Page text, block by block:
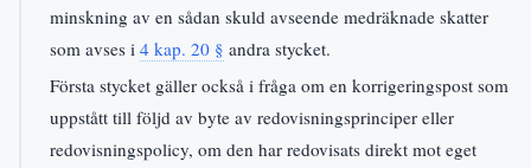
minskning av en sådan skuld avseende medräknade skatter
som avses i 4 kap. 20 § andra stycket.
Första stycket gäller också i fråga om en korrigeringspost som
uppstått till följd av byte av redovisningsprinciper eller
redovisningspolicy, om den har redovisats direkt mot eget